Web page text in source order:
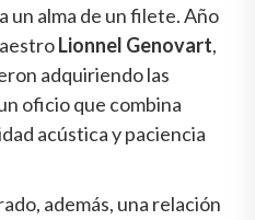
alma de un filete. Año
Lionnel Genovart,
adquiriendo las
oficio que combina
acústica y paciencia
además, una relación